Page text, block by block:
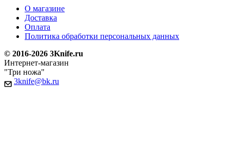
О магазине
Доставка
Оплата
Политика обработки персональных данных
© 2016-2026 3Knife.ru
Интернет-магазин
"Три ножа"
3knife@bk.ru